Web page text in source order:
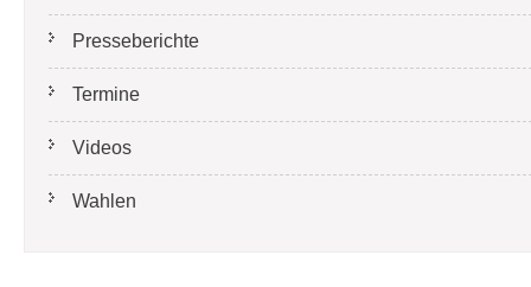
Presseberichte
Termine
Videos
Wahlen